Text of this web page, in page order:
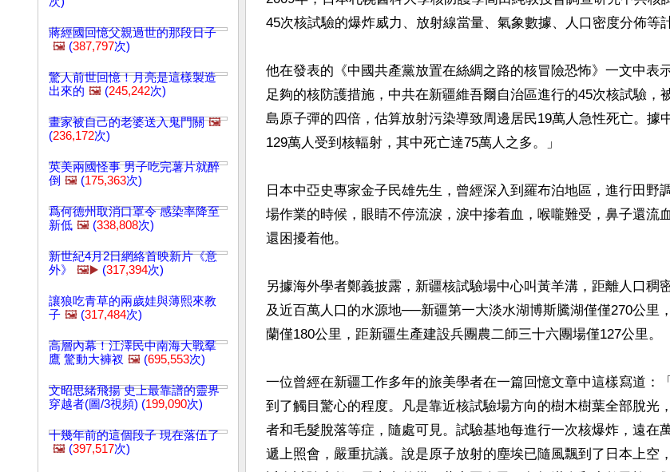
蔣經國回憶父親過世的那段日子
🖼️ (387,797次)
驚人前世回憶！月亮是這樣製造
出來的 🖼️ (245,242次)
畫家被自己的老婆送入鬼門關 🖼️
(236,172次)
英美兩國怪事 男子吃完薯片就醉
倒 🖼️ (175,363次)
爲何德州取消口罩令 感染率降至
新低 🖼️ (338,808次)
新世紀4月2日網絡首映新片《意
外》
🖼️▶️ (317,394次)
讓狼吃青草的兩歲娃與薄熙來教
子 🖼️ (317,484次)
高層內幕！江澤民中南海大戰羣
鷹 驚動大褲衩 🖼️ (695,553次)
文昭思緒飛揚 史上最靠譜的靈界
穿越者(圖/3視頻) (199,090次)
十幾年前的這個段子 現在落伍了
🖼️ (397,517次)
45次核試驗的爆炸威力、放射線當量、氣象數據、人口密度分佈等
他在發表的《中國共產黨放置在絲綢之路的核冒險恐怖》一文中表
足夠的核防護措施，中共在新疆維吾爾自治區進行的45次核試驗，
島原子彈的四倍，估算放射污染導致周邊居民19萬人急性死亡。據
129萬人受到核輻射，其中死亡達75萬人之多。」
日本中亞史專家金子民雄先生，曾經深入到羅布泊地區，進行田野
場作業的時候，眼睛不停流淚，淚中摻着血，喉嚨難受，鼻子還流
還困擾着他。
另據海外學者鄭義披露，新疆核試驗場中心叫黃羊溝，距離人口稠
及近百萬人口的水源地──新疆第一大淡水湖博斯騰湖僅僅270公里
蘭僅180公里，距新疆生產建設兵團農二師三十六團場僅127公里。
一位曾經在新疆工作多年的旅美學者在一篇回憶文章中這樣寫道
到了觸目驚心的程度。凡是靠近核試驗場方向的樹木樹葉全部脫光
者和毛髮脫落等症，隨處可見。試驗基地每進行一次核爆炸，遠在
遞上照會，嚴重抗議。說是原子放射的塵埃已隨風飄到了日本上空